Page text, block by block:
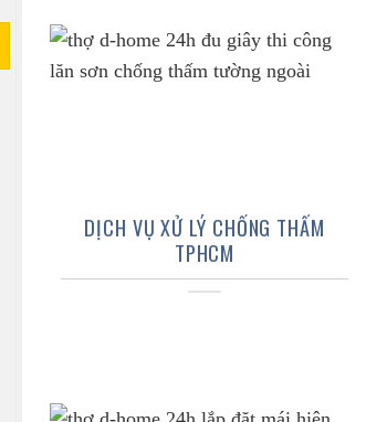
DỊCH VỤ XỬ LÝ CHỐNG THẤM
TPHCM